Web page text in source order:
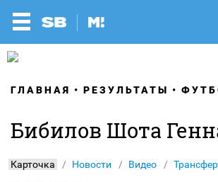
ГЛАВНАЯ РЕЗУЛЬТАТЫ
Бибилов Шота
Карточка Новости Видео